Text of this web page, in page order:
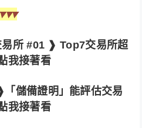
所 #01 ❱ Top7交易所超
我接著看
儲備證明」能評估交易
我接著看